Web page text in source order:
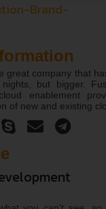
great company that
but bigger.
enablement
of new and existing